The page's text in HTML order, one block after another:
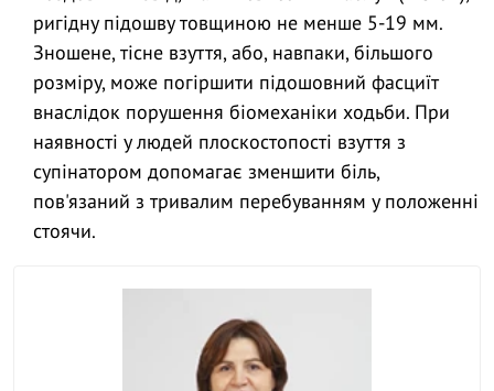
ригідну підошву товщиною не менше 5-19 мм.
Зношене, тісне взуття, або, навпаки, більшого
розміру, може погіршити підошовний фасциїт
внаслідок порушення біомеханіки ходьби. При
наявності у людей плоскостопості взуття з
супінатором допомагає зменшити біль,
пов'язаний з тривалим перебуванням у положенні
стоячи.